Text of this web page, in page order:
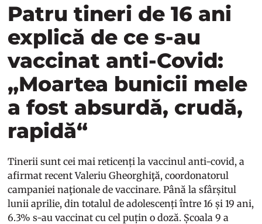
Patru tineri de 16 ani
explică de ce s-au
vaccinat anti-Covid:
„Moartea bunicii mele
a fost absurdă, crudă,
rapidă“
Tinerii sunt cei mai reticenți la vaccinul anti-covid, a
afirmat recent Valeriu Gheorghiţă, coordonatorul
campaniei naţionale de vaccinare. Până la sfârșitul
lunii aprilie, din totalul de adolescenți între 16 și 19 ani,
6.3% s-au vaccinat cu cel puțin o doză. Școala 9 a